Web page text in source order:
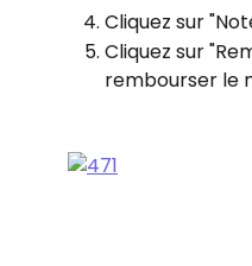
Cliquez sur
Cliquez sur
rembourser le